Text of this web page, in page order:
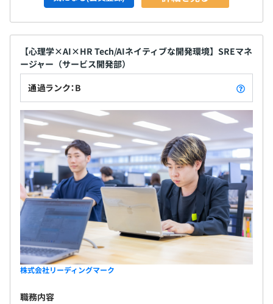
・組織図上のチームはドメイン領域をベースとした体制を
組んでいます。
・スクラムチームは8名程度の構成をベースとしていま
PdM、エンジニア（正社員4名、業務委託2名）、デザ
イナー
【心理学×AI×HR Tech/AIネイティブな開発環境】SREマネ
ージャー（サービス開発部）
通過ランク：B
株式会社リーディングマーク
職務内容